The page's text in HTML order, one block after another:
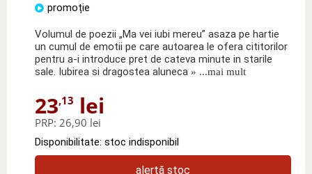
promoție
Volumul de poezii „Ma vei iubi mereu” asaza pe hartie
un cumul de emotii pe care autoarea le ofera cititorilor
pentru a-i introduce pret de cateva minute in starile
sale. Iubirea si dragostea aluneca » ...mai mult
23,13 lei
PRP: 26,90 lei
Disponibilitate: stoc indisponibil
alertă stoc